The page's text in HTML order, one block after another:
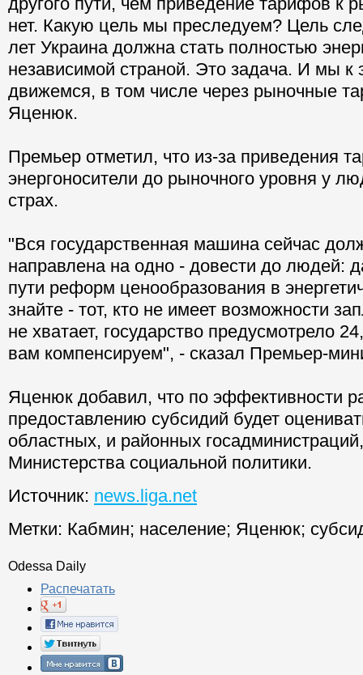
нет. Какую цель мы преследуем? Цель
лет Украина должна стать полностью
независимой страной. Это задача. И мы к
движемся, в том числе через рыночные
Яценюк.
Премьер отметил, что из-за приведения
энергоносители до рыночного уровня у
страх.
"Вся государственная машина сейчас
направлена на одно - довести до людей:
пути реформ ценообразования в
знайте - тот, кто не имеет возможности
не хватает, государство предусмотрело
вам компенсируем", - сказал Премьер-
Яценюк добавил, что по эффективности
предоставлению субсидий будет
областных, и районных
Министерства социальной политики.
Источник: news.liga.net
Метки: Кабмин; население; Яценюк;
Odessa Daily
Распечатать